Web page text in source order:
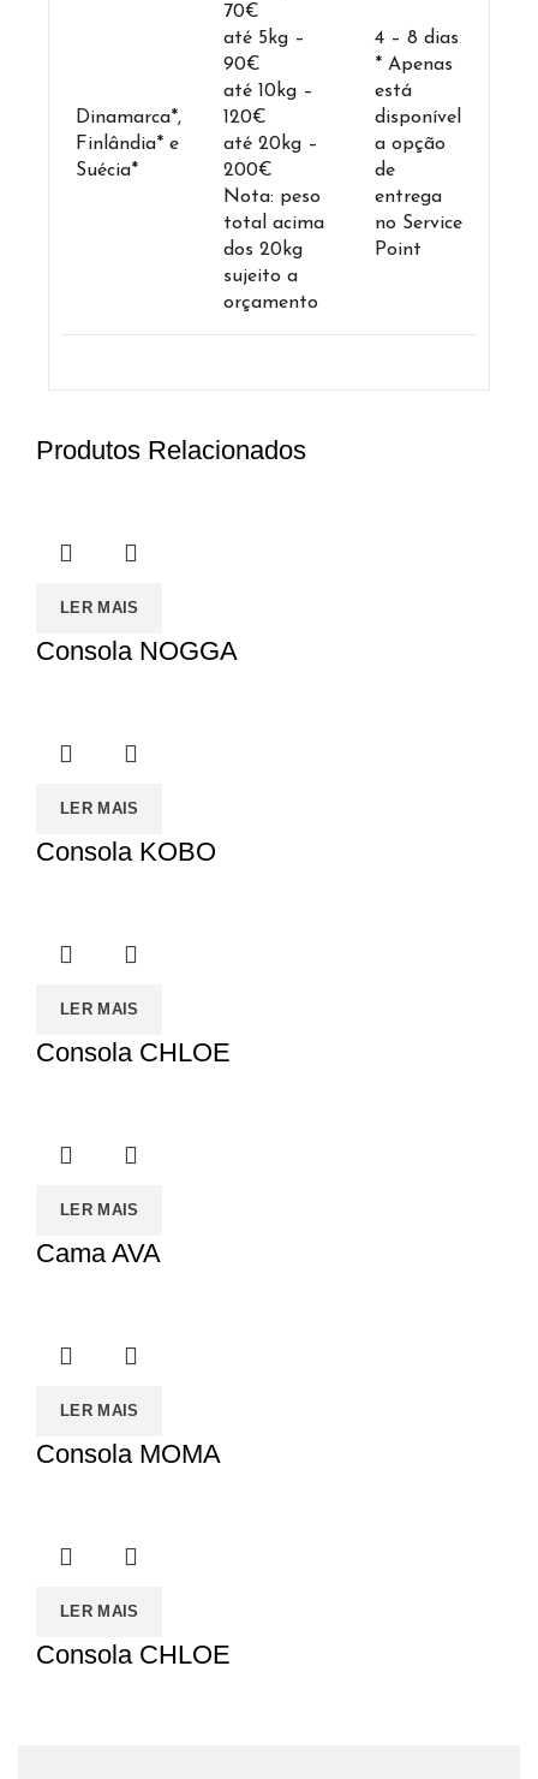
Dinamarca*,
Finlândia* e
Suécia*
70€
até 5kg –
90€
até 10kg –
120€
até 20kg –
200€
Nota: peso
total acima
dos 20kg
sujeito a
orçamento
4 – 8 dias
* Apenas
está
disponível
a opção
de
entrega
no Service
Point
Produtos Relacionados
LER MAIS
Consola NOGGA
LER MAIS
Consola KOBO
LER MAIS
Consola CHLOE
LER MAIS
Cama AVA
LER MAIS
Consola MOMA
LER MAIS
Consola CHLOE